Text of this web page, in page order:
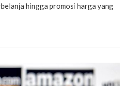
hingga promosi harga yang